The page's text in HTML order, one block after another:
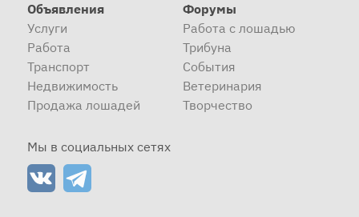
Объявления
Услуги
Работа
Транспорт
Недвижимость
Продажа лошадей
Форумы
Работа с лошадью
Трибуна
События
Ветеринария
Творчество
Мы в социальных сетях